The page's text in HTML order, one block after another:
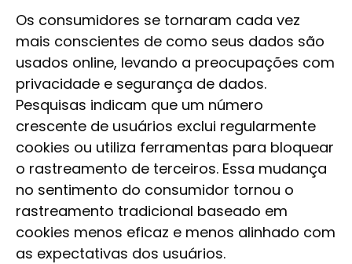
Os consumidores se tornaram cada vez
mais conscientes de como seus dados são
usados online, levando a preocupações com
privacidade e segurança de dados.
Pesquisas indicam que um número
crescente de usuários exclui regularmente
cookies ou utiliza ferramentas para bloquear
o rastreamento de terceiros. Essa mudança
no sentimento do consumidor tornou o
rastreamento tradicional baseado em
cookies menos eficaz e menos alinhado com
as expectativas dos usuários.